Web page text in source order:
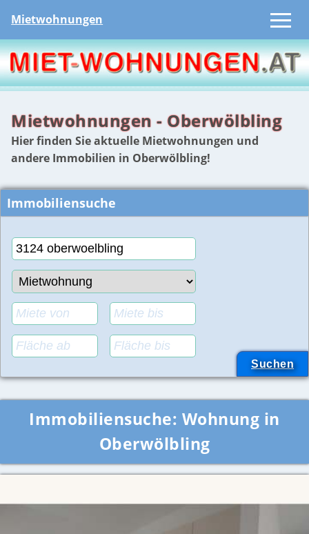
Mietwohnungen
Mietwohnungen - Oberwölbling
Hier finden Sie aktuelle Mietwohnungen und
andere Immobilien in Oberwölbling!
Immobiliensuche
Immobiliensuche: Wohnung in
Oberwölbling